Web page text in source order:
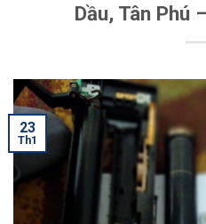
Dầu, Tân Phú
23
Th1